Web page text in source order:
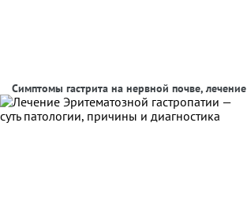
Симптомы гастрита на нервной почве, лечение